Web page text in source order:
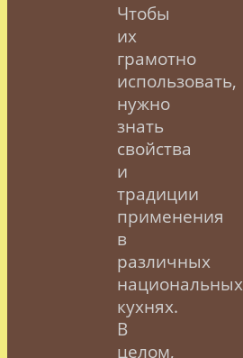
Чтобы
их
грамотно
использовать,
нужно
знать
свойства
и
традиции
применения
в
различных
национальных
кухнях.
В
целом,